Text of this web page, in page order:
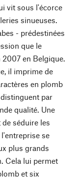
vit sous l'écorce
sinueuses.
- prédestinées
que le
en Belgique.
il imprime de
en plomb
par
qualité. Une
séduire les
se
plus grands
Cela lui permet
et six